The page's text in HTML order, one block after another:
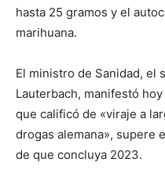
hasta 25 gramos y el
marihuana.
El ministro de Sanidad, el
Lauterbach, manifestó
que calificó de «viraje a
drogas alemana», supere
de que concluya 2023.